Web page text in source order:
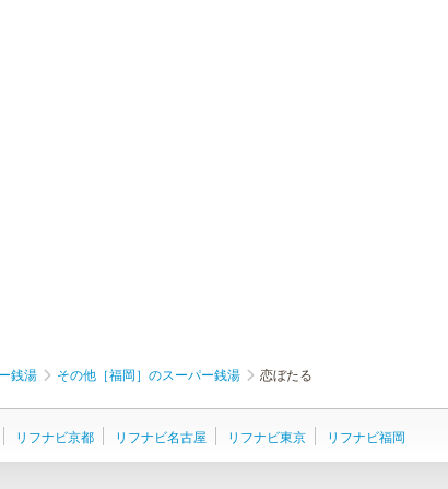
銭湯 その他［福岡］のスーパー銭湯 恋ぼたる
リフナビ京都 リフナビ名古屋 リフナビ東京 リフナビ福岡